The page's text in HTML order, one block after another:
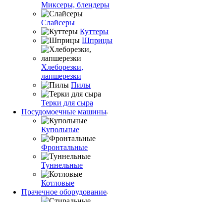
Миксеры, блендеры
Слайсеры
Куттеры
Шприцы
Хлеборезки,
лапшерезки
Пилы
Терки для сыра
Посудомоечные машины
Купольные
Фронтальные
Туннельные
Котловые
Прачечное оборудование